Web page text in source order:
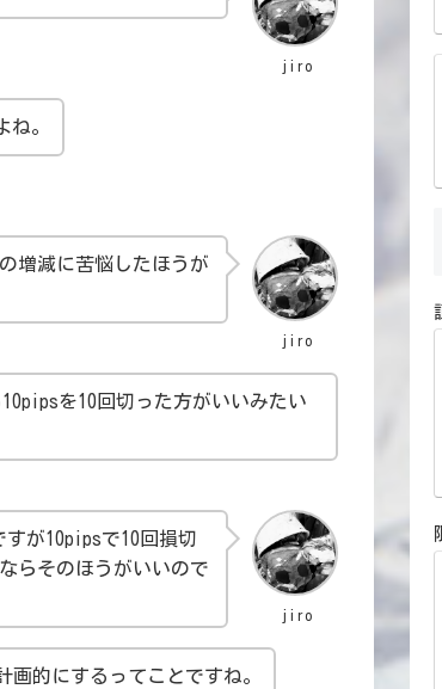
jiro
ね。
jiro
増減に苦悩したほうが
を10回切った方がいいみたい
jiro
すが10pipsで10回損切
らそのほうがいいので
画的にするってことですね。